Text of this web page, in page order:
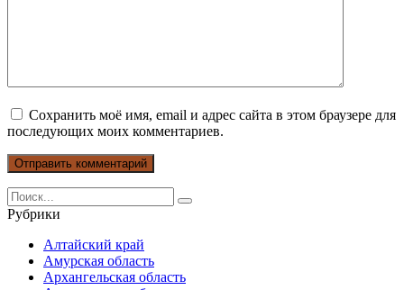
Сохранить моё имя, email и адрес сайта в этом браузере для
последующих моих комментариев.
Search
for:
Рубрики
Алтайский край
Амурская область
Архангельская область